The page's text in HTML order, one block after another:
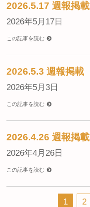
2026.5.17 週報掲載
2026年5月17日
この記事を読む
2026.5.3 週報掲載
2026年5月3日
この記事を読む
2026.4.26 週報掲載
2026年4月26日
この記事を読む
1 2